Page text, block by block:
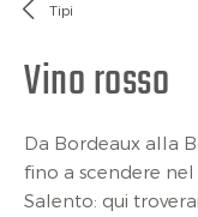
Tipi
Vino rosso
Da Bordeaux alla
fino a scendere
Salento: qui